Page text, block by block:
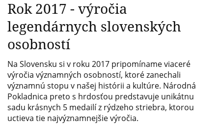
Rok 2017 - výročia
legendárnych slovenských
osobností
Na Slovensku si v roku 2017 pripomíname viaceré
výročia významných osobností, ktoré zanechali
významnú stopu v našej histórii a kultúre. Národná
Pokladnica preto s hrdosťou predstavuje unikátnu
sadu krásnych 5 medailí z rýdzeho striebra, ktorou
uctieva tie najvýznamnejšie výročia.